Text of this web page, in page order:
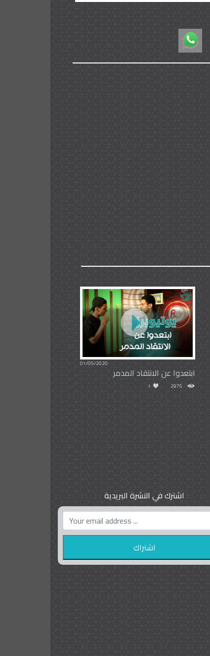
01/05/2020
ابتعدوا عن الانتقاد المدمر
2975
1
اشترك في النشرة البريدية